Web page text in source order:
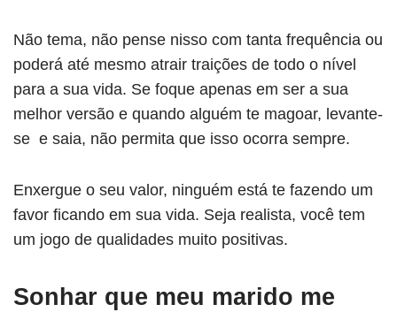
Não tema, não pense nisso com tanta frequência ou
poderá até mesmo atrair traições de todo o nível
para a sua vida. Se foque apenas em ser a sua
melhor versão e quando alguém te magoar, levante-
se e saia, não permita que isso ocorra sempre.
Enxergue o seu valor, ninguém está te fazendo um
favor ficando em sua vida. Seja realista, você tem
um jogo de qualidades muito positivas.
Sonhar que meu marido me